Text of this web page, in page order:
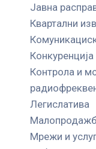
Јавна
Квартални
Контрола и
Легислатива
Мрежи и